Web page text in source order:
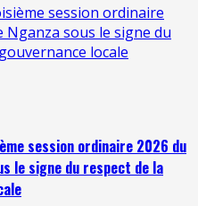
session ordinaire
Nganza sous le signe du
locale
session ordinaire 2026 du
le signe du respect de la